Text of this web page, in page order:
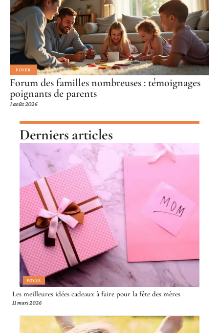
FOYER
Forum des familles nombreuses : témoignages
poignants de parents
1 août 2026
Derniers articles
FOYER
Les meilleures idées cadeaux à faire pour la fête des mères
11 mars 2026